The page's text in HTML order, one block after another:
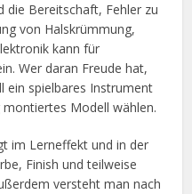
die Bereitschaft, Fehler zu
von Halskrümmung,
kann für
Wer daran Freude hat,
ein spielbares Instrument
Modell wählen.
im Lerneffekt und in der
Finish und teilweise
versteht man nach